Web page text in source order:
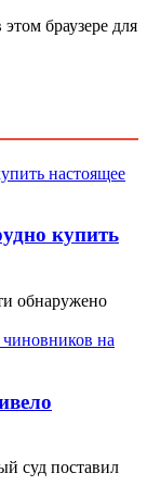
браузере для
купить
обнаружено
суд поставил